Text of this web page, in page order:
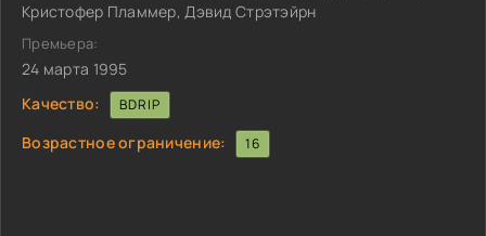
Кристофер Пламмер, Дэвид Стрэтэйрн
Премьера:
24 марта 1995
Качество:
BDRIP
Возрастное ограничение: 16